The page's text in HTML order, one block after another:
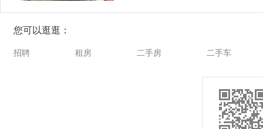
您可以逛逛：
招聘 租房 二手房 二手车